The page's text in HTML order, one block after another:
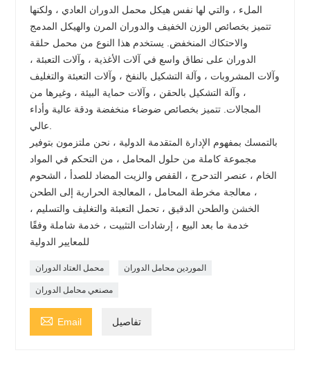
الملء ، والتي لها نفس هيكل محمل الدوران العادي ، ولكنها
تتميز بخصائص الوزن الخفيف والدوران المرن والهيكل المدمج
والاحتكاك المنخفض. يستخدم هذا النوع من محمل حلقة
الدوران على نطاق واسع في آلات الأغذية ، وآلات التعبئة ،
وآلات المشروبات ، وآلة التشكيل بالنفخ ، وآلات التعبئة والتغليف
، وآلة التشكيل بالحقن ، وآلات حماية البيئة ، وغيرها من
المجالات. تتميز بخصائص ضوضاء منخفضة ودقة عالية وأداء
بالتمسك بمفهوم الإدارة المتقدمة الدولية ، نحن ملتزمون بتوفير
مجموعة كاملة من حلول المحامل ، من التحكم في المواد
الخام ، عنصر التدحرج ، القفص والزيت المضاد للصدأ ، الشحوم
، معالجة مخرطة المحامل ، المعالجة الحرارية إلى الطحن
الخشن والطحن الدقيق ، تحمل التعبئة والتغليف والتسليم ،
خدمة ما بعد البيع ، إرشادات التثبيت ، خدمة شاملة وفقًا
للمعايير الدولية
محمل العتاد الدوران الموردين محامل الدوران
مصنعي محامل الدوران
 Email تفاصيل